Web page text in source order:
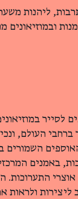
ליהנות
העולם,
השמורים
באמנים
התערוכות.
ולראות